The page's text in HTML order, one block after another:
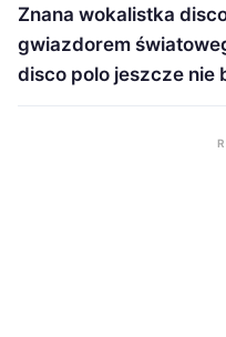
Znana wokalistka
gwiazdorem
disco polo jeszcze nie